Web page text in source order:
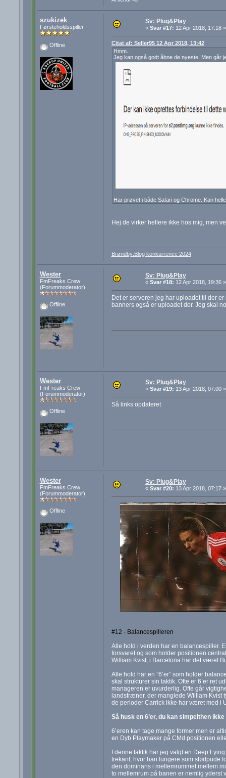
szukizek
Førsteholdsspiller
Offline
Sv: Plug&Play
« Svar #17: 12 Apr 2018, 17:18 »
Citat af: Seller95 12 Apr 2018, 13:42
Hmm..
Jeg kan også godt åbne de nyeste. Men går
Har prøvet i både Safari og Chrome. Kan
Hej de virker hellere ikke hos mig, men
Brøndby:Blog konkurrence 2024
Wester
FmFreaks Crew
(Forummoderator)
Offline
Sv: Plug&Play
« Svar #18: 12 Apr 2018, 19:36 »
Det er serveren jeg har uploadet til der
banners også er uploadet der. Jeg skal
Wester
FmFreaks Crew
(Forummoderator)
Offline
Sv: Plug&Play
« Svar #19: 13 Apr 2018, 07:00 »
Så links opdateret
Wester
FmFreaks Crew
(Forummoderator)
Offline
Sv: Plug&Play
« Svar #20: 13 Apr 2018, 07:17 »
#12 - Balancespilleren
Alle hold i verden har en balancespiller.
forsvaret og som holder positionen
William Kvist, i Barcelona har det været
Alle hold har en ”6’er” som holder
skal strukturer sin taktik. Ofte er 6’er ret
manageren er uvurderlig. Ofte går
landstræner, der manglede William Kvist
de perioder Carrick ikke har været med i
Så husk en 6’er, du kan simpelthen
6’eren kan tage mange former men er
en Dyb Playmaker på CMd positionen
I denne taktik har jeg valgt en Deep
trekant, hvor han fungere som stødpude
den dominans i mellemrummet mellem
to mellemrum på banen er nemlig yderst